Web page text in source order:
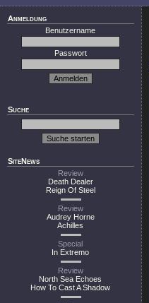
Anmeldung
Benutzername
Passwort
Suche
SiteNews
Review
Death Dealer
Reign Of Steel
Review
Audrey Horne
Achilles
Special
In Extremo
Review
North Sea Echoes
How To Cast A Shadow